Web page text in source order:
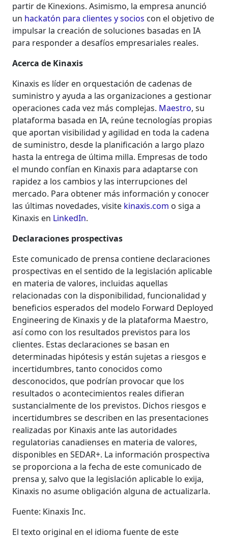
partir de Kinexions. Asimismo, la empresa anunció
un hackatón para clientes y socios con el objetivo de
impulsar la creación de soluciones basadas en IA
para responder a desafíos empresariales reales.
Acerca de Kinaxis
Kinaxis es líder en orquestación de cadenas de
suministro y ayuda a las organizaciones a gestionar
operaciones cada vez más complejas. Maestro, su
plataforma basada en IA, reúne tecnologías propias
que aportan visibilidad y agilidad en toda la cadena
de suministro, desde la planificación a largo plazo
hasta la entrega de última milla. Empresas de todo
el mundo confían en Kinaxis para adaptarse con
rapidez a los cambios y las interrupciones del
mercado. Para obtener más información y conocer
las últimas novedades, visite kinaxis.com o siga a
Kinaxis en LinkedIn.
Declaraciones prospectivas
Este comunicado de prensa contiene declaraciones
prospectivas en el sentido de la legislación aplicable
en materia de valores, incluidas aquellas
relacionadas con la disponibilidad, funcionalidad y
beneficios esperados del modelo Forward Deployed
Engineering de Kinaxis y de la plataforma Maestro,
así como con los resultados previstos para los
clientes. Estas declaraciones se basan en
determinadas hipótesis y están sujetas a riesgos e
incertidumbres, tanto conocidos como
desconocidos, que podrían provocar que los
resultados o acontecimientos reales difieran
sustancialmente de los previstos. Dichos riesgos e
incertidumbres se describen en las presentaciones
realizadas por Kinaxis ante las autoridades
regulatorias canadienses en materia de valores,
disponibles en SEDAR+. La información prospectiva
se proporciona a la fecha de este comunicado de
prensa y, salvo que la legislación aplicable lo exija,
Kinaxis no asume obligación alguna de actualizarla.
Fuente: Kinaxis Inc.
El texto original en el idioma fuente de este